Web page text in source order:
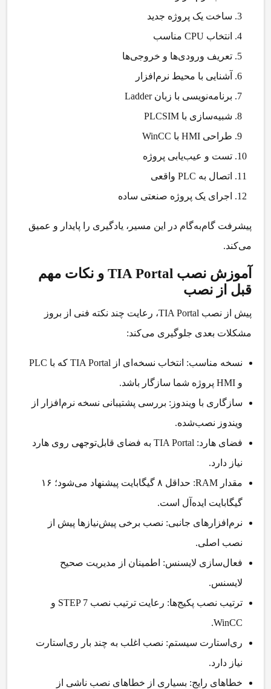
ساخت یک پروژه جدید
انتخاب CPU مناسب
تعریف ورودی‌ها و خروجی‌ها
آشنایی با محیط نرم‌افزار
برنامه‌نویسی با زبان Ladder
شبیه‌سازی با PLCSIM
طراحی HMI با WinCC
تست و عیب‌یابی پروژه
اتصال به PLC واقعی
اجرای یک پروژه صنعتی ساده
پیشرفت گام‌به‌گام در این مسیر، یادگیری را پایدار و عمیق
می‌کند.
آموزش نصب TIA Portal و نکات مهم
قبل از نصب
پیش از نصب TIA Portal
، رعایت چند نکته فنی از بروز
مشکلات بعدی جلوگیری می‌کند:
نسخه مناسب:
انتخاب نسخه‌ای از TIA Portal که با PLC
و HMI پروژه شما سازگار باشد.
سازگاری با ویندوز: بررسی پشتیبانی نسخه نرم‌افزار از
ویندوز نصب‌شده.
فضای هارد:
TIA Portal به فضای قابل‌توجهی روی هارد
نیاز دارد.
مقدار RAM:
حداقل ۸ گیگابایت پیشنهاد می‌شود؛ ۱۶
گیگابایت ایده‌آل است.
نرم‌افزارهای جانبی: نصب برخی پیش‌نیازها پیش از
نصب اصلی.
فعال‌سازی لایسنس: اطمینان از مدیریت صحیح
لایسنس.
ترتیب نصب پکیج‌ها:
رعایت ترتیب نصب STEP 7 و
WinCC.
ری‌استارت سیستم: نصب اغلب به چند بار ری‌استارت
نیاز دارد.
خطاهای رایج: بسیاری از خطاهای نصب ناشی از